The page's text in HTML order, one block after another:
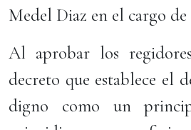
Medel Diaz en el cargo
Al aprobar los
decreto que establece el
digno como un